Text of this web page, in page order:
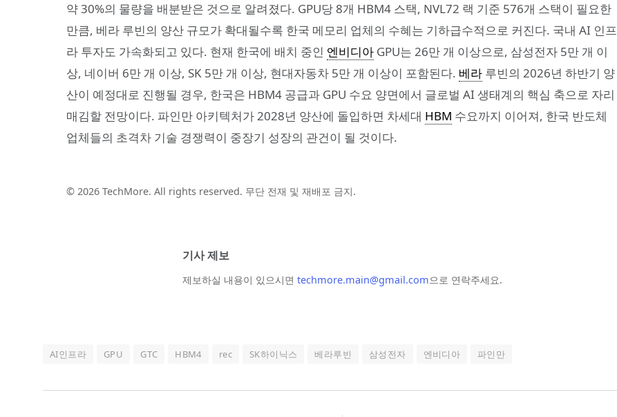
약 30%의 물량을 배분받은 것으로 알려졌다. GPU당 8개 HBM4 스택, NVL72 랙 기준 576개 스택이 필요한
만큼, 베라 루빈의 양산 규모가 확대될수록 한국 메모리 업체의 수혜는 기하급수적으로 커진다. 국내 AI 인프
라 투자도 가속화되고 있다. 현재 한국에 배치 중인 엔비디아 GPU는 26만 개 이상으로, 삼성전자 5만 개 이
상, 네이버 6만 개 이상, SK 5만 개 이상, 현대자동차 5만 개 이상이 포함된다. 베라 루빈의 2026년 하반기 양
산이 예정대로 진행될 경우, 한국은 HBM4 공급과 GPU 수요 양면에서 글로벌 AI 생태계의 핵심 축으로 자리
매김할 전망이다. 파인만 아키텍처가 2028년 양산에 돌입하면 차세대 HBM 수요까지 이어져, 한국 반도체
업체들의 초격차 기술 경쟁력이 중장기 성장의 관건이 될 것이다.
© 2026 TechMore. All rights reserved. 무단 전재 및 재배포 금지.
기사 제보
제보하실 내용이 있으시면 techmore.main@gmail.com으로 연락주세요.
AI인프라 GPU GTC HBM4 rec SK하이닉스 베라루빈 삼성전자 엔비디아 파인만